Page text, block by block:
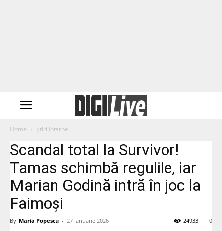
Home Știri Interne
Scandal total la Survivor!
Tamas schimbă regulile, iar
Marian Godină intră în joc la
Faimoși
By Maria Popescu - 27 ianuarie 2026 0
24933